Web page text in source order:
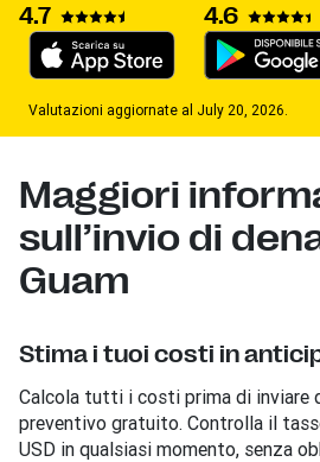
4.7 4.6
Valutazioni aggiornate al July 20, 2026.
Maggiori
sull’invio di
Guam
Stima i tuoi costi in
Calcola tutti i costi prima di inviare
preventivo gratuito. Controlla il
USD in qualsiasi momento, senza